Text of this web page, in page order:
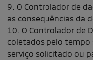
9. O Controlador de
as consequências da
10. O Controlador de
coletados pelo tempo
serviço solicitado ou